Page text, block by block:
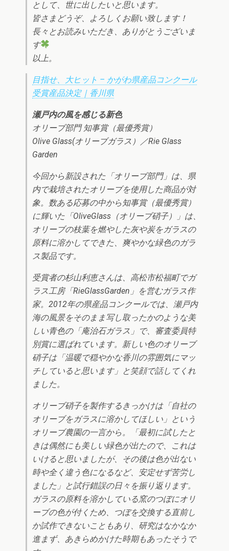
として、世に出したいと思います。
皆さまどうぞ、よろしくお願い致します！
長々とお読みいただき、ありがとうございま
す
以上。
目指せ、大ヒット – かがわ県産品コンクール
受賞産品決定｜香川県
瀬戸内の風を感じる新色
オリーブ部門 知事賞（最優秀賞）
Olive Glass(オリーブガラス）／Rie Glass
Garden
今回から新設された「オリーブ部門」は、県
内で栽培されたオリーブを使用した商品が対
象。数ある応募の中から知事賞（最優秀賞）
に輝いた「OliveGlass（オリーブ硝子）」は、
オリーブの枝葉を燃やした灰や炭をガラスの
原料に溶かしてできた、爽やかな緑色のガラ
ス製品です。
受賞者の杉山利恵さんは、高松市松福町でガ
ラス工房「RieGlassGarden」を営むガラス作
家。2012年の県産品コンクールでは、瀬戸内
海の風景をそのまま写し取ったかのような美
しい青色の「庵治石ガラス」で、審査委員特
別賞に選ばれています。新しい色のオリーブ
硝子は「温暖で穏やかな香川の雰囲気にマッ
チしていると思います」と笑顔で話してくれ
ました。
オリーブ硝子を製作するきっかけは「自社の
オリーブをガラスに溶かしてほしい」という
オリーブ農園の一言から。「最初に試したと
きは偶然にも美しい緑色が出たので、これは
いけると思いましたが、その後は色が出ない
時や全く違う色になるなど、安定せず苦労し
ました」と試行錯誤の日々を振り返ります。
ガラスの原料を溶かしている窯のつぼにオリ
ーブの色が付くため、つぼを交換する直前し
か試作できないこともあり、研究はなかなか
進まず、あきらめかけた時期もあったそうで